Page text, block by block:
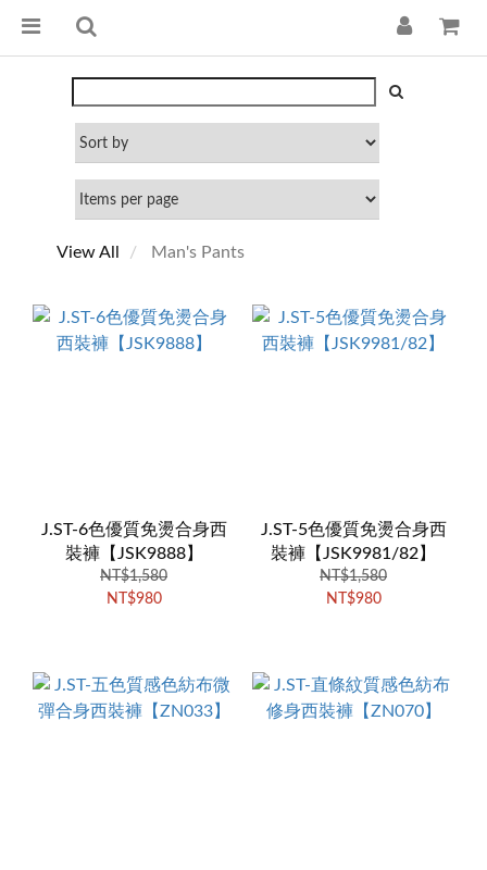
View All Man's Pants
J.ST-6色優質免燙合身西
裝褲【JSK9888】
NT$1,580
NT$980
J.ST-5色優質免燙合身西
裝褲【JSK9981/82】
NT$1,580
NT$980